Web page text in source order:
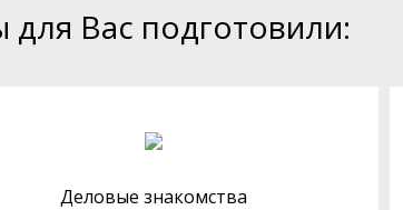
Вас подготовили:
Деловые знакомства